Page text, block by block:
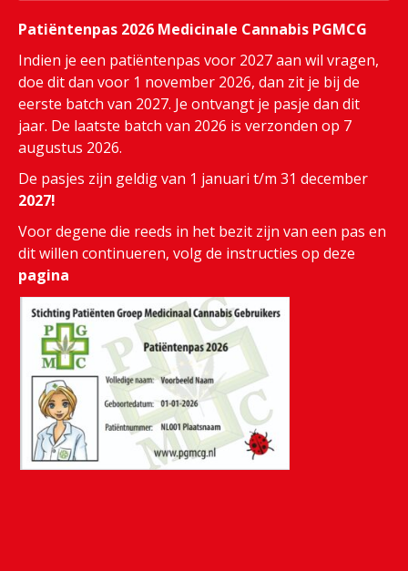
Patiëntenpas 2026 Medicinale Cannabis PGMCG
Indien je een patiëntenpas voor 2027 aan wil vragen,
doe dit dan voor 1 november 2026, dan zit je bij de
eerste batch van 2027. Je ontvangt je pasje dan dit
jaar. De laatste batch van 2026 is verzonden op 7
augustus 2026.
De pasjes zijn geldig van 1 januari t/m 31 december
2027!
Voor degene die reeds in het bezit zijn van een pas en
dit willen continueren, volg de instructies op deze
pagina